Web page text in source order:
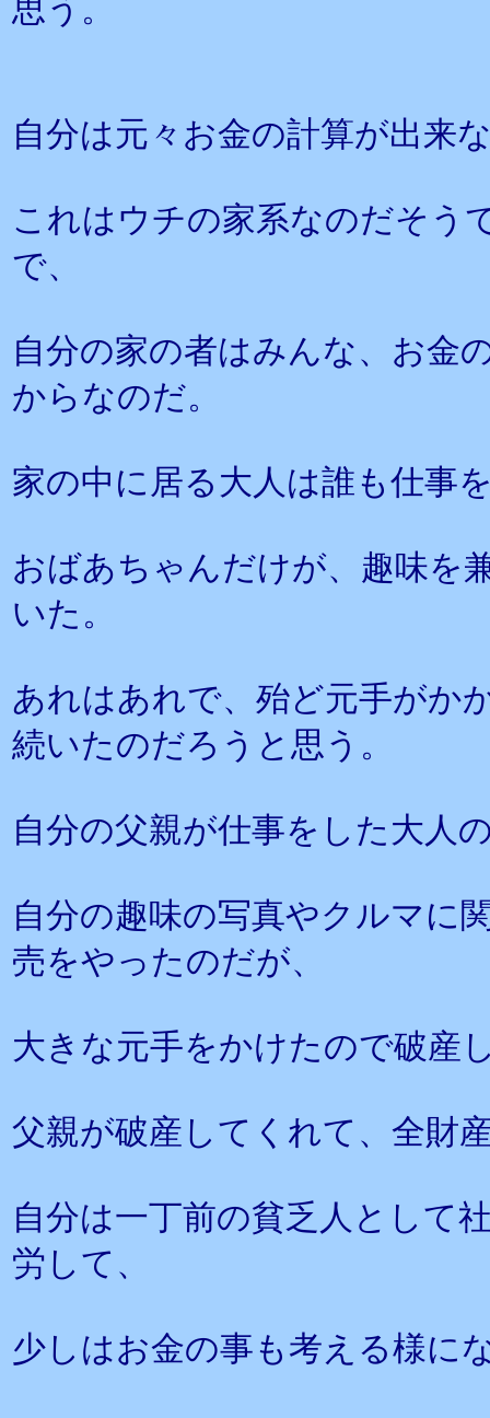
思う。
自分は元々お金の計算が出来
これはウチの家系なのだそう
で、
自分の家の者はみんな、お金
からなのだ。
家の中に居る大人は誰も仕事
おばあちゃんだけが、趣味を
いた。
あれはあれで、殆ど元手がか
続いたのだろうと思う。
自分の父親が仕事をした大人
自分の趣味の写真やクルマに
売をやったのだが、
大きな元手をかけたので破産
父親が破産してくれて、全財
自分は一丁前の貧乏人として
労して、
少しはお金の事も考える様に